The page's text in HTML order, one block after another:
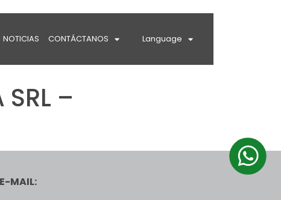
NOTICIAS CONTÁCTANOS Language
–
E-MAIL: